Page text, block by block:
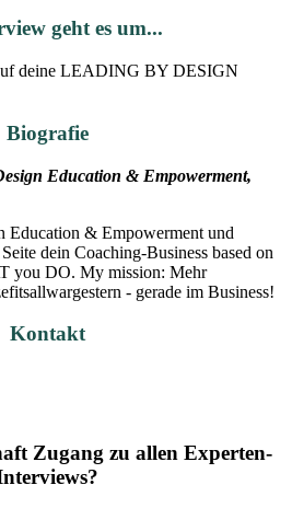
geht es um...
deine LEADING BY DESIGN
Biografie
Education & Empowerment,
Education & Empowerment und
dein Coaching-Business based on
you DO. My mission: Mehr
- gerade im Business!
Kontakt
Zugang zu allen Experten-